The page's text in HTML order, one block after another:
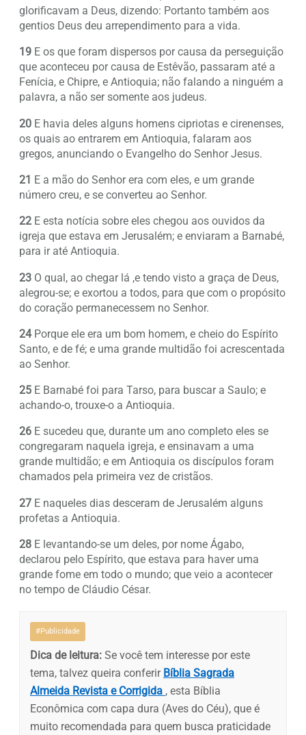
glorificavam a Deus, dizendo: Portanto também aos
gentios Deus deu arrependimento para a vida.
19 E os que foram dispersos por causa da perseguição
que aconteceu por causa de Estêvão, passaram até a
Fenícia, e Chipre, e Antioquia; não falando a ninguém a
palavra, a não ser somente aos judeus.
20 E havia deles alguns homens cipriotas e cirenenses,
os quais ao entrarem em Antioquia, falaram aos
gregos, anunciando o Evangelho do Senhor Jesus.
21 E a mão do Senhor era com eles, e um grande
número creu, e se converteu ao Senhor.
22 E esta notícia sobre eles chegou aos ouvidos da
igreja que estava em Jerusalém; e enviaram a Barnabé,
para ir até Antioquia.
23 O qual, ao chegar lá ,e tendo visto a graça de Deus,
alegrou-se; e exortou a todos, para que com o propósito
do coração permanecessem no Senhor.
24Porque ele era um bom homem, e cheio do Espírito
Santo, e de fé; e uma grande multidão foi acrescentada
ao Senhor.
25 E Barnabé foi para Tarso, para buscar a Saulo; e
achando-o, trouxe-o a Antioquia.
26 E sucedeu que, durante um ano completo eles se
congregaram naquela igreja, e ensinavam a uma
grande multidão; e em Antioquia os discípulos foram
chamados pela primeira vez de cristãos.
27 E naqueles dias desceram de Jerusalém alguns
profetas a Antioquia.
28 E levantando-se um deles, por nome Ágabo,
declarou pelo Espírito, que estava para haver uma
grande fome em todo o mundo; que veio a acontecer
no tempo de Cláudio César.
#Publicidade
Dica de leitura: Se você tem interesse por este
tema, talvez queira conferir Bíblia Sagrada
Almeida Revista e Corrigida , esta Bíblia
Econômica com capa dura (Aves do Céu), que é
muito recomendada para quem busca praticidade